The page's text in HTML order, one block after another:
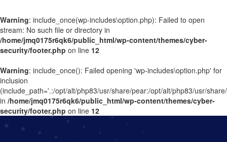
Warning: include_once(wp-includes\option.php): Failed to open
stream: No such file or directory in
/home/jmq0175r6qk6/public_html/wp-content/themes/cyber-
security/footer.php on line 12
Warning: include_once(): Failed opening 'wp-includes\option.php' for
inclusion
(include_path='.:/opt/alt/php83/usr/share/pear:/opt/alt/php83/usr/
in /home/jmq0175r6qk6/public_html/wp-content/themes/cyber-
security/footer.php on line 12